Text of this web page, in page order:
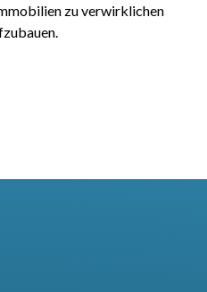
zu verwirklichen